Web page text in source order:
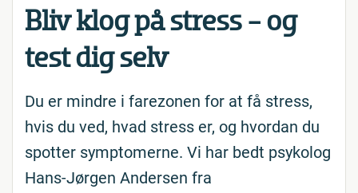
Bliv klog på stress - og
test dig selv
Du er mindre i farezonen for at få stress,
hvis du ved, hvad stress er, og hvordan du
spotter symptomerne. Vi har bedt psykolog
Hans-Jørgen Andersen fra